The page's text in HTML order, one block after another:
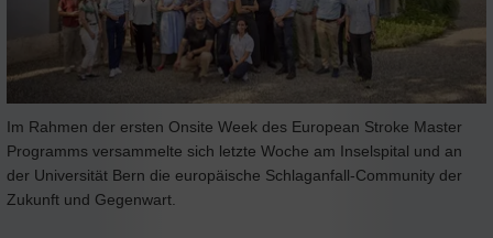
Im Rahmen der ersten Onsite Week des European Stroke Master
Programms versammelte sich letzte Woche am Inselspital und an
der Universität Bern die europäische Schlaganfall-Community der
Zukunft und Gegenwart.